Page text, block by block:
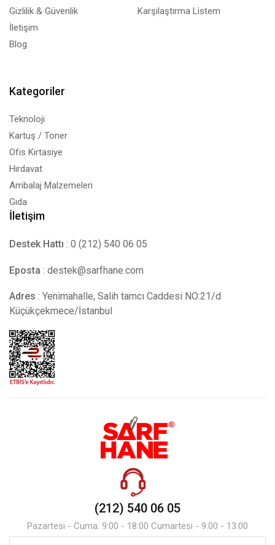
Gizlilik & Güvenlik
İletişim
Blog
Karşılaştırma Listem
Kategoriler
Teknoloji
Kartuş / Toner
Ofis Kırtasiye
Hırdavat
Ambalaj Malzemeleri
Gıda
İletişim
Destek Hattı : 0 (212) 540 06 05
Eposta : destek@sarfhane.com
Adres : Yenimahalle, Salih tamcı Caddesi NO:21/d
Küçükçekmece/İstanbul
(212) 540 06 05
Pazartesi - Cuma: 9:00 - 18:00 Cumartesi - 9:00 - 13:00